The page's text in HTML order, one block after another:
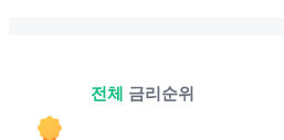
전체 금리순위